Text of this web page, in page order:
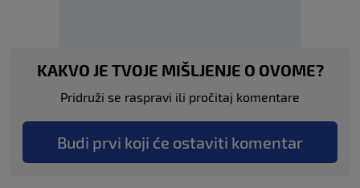
KAKVO JE TVOJE MIŠLJENJE O OVOME?
Pridruži se raspravi ili pročitaj komentare
Budi prvi koji će ostaviti komentar